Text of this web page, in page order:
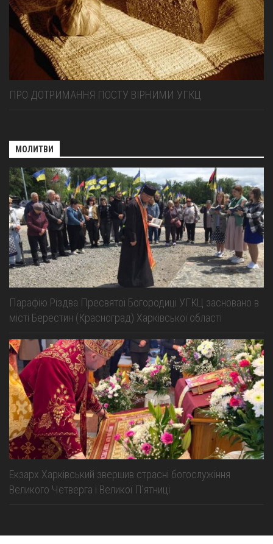
ПРО ДОТРИМАННЯ ПОСТУ ВІРНИМИ УГКЦ
МОЛИТВИ
Парафію Різдва Пресвятої Богородиці УГКЦ засновано в
місті Берестин (Красноград) Харківської області
Екзарх Харківський звершив страсні богослужіння
Великого Четверга і Великої Пʼятниці